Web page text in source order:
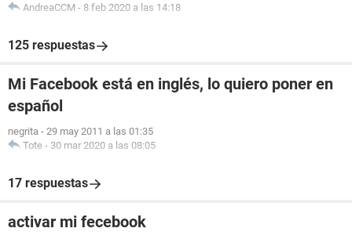
AndreaCCM - 8 feb 2020 a las 14:18
125 respuestas
Mi Facebook está en inglés, lo quiero poner en
español
negrita - 29 may 2011 a las 01:35
Tote - 30 mar 2020 a las 08:05
17 respuestas
activar mi fecebook